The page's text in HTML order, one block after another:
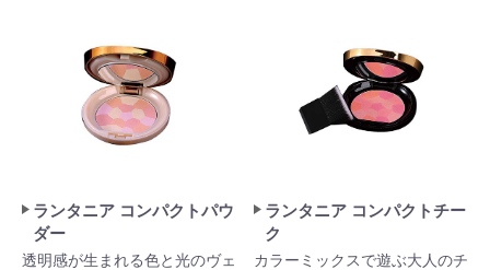
ランタニア コンパクトパウ
ダー
透明感が生まれる色と光のヴェ
ランタニア コンパクトチー
ク
カラーミックスで遊ぶ大人のチ